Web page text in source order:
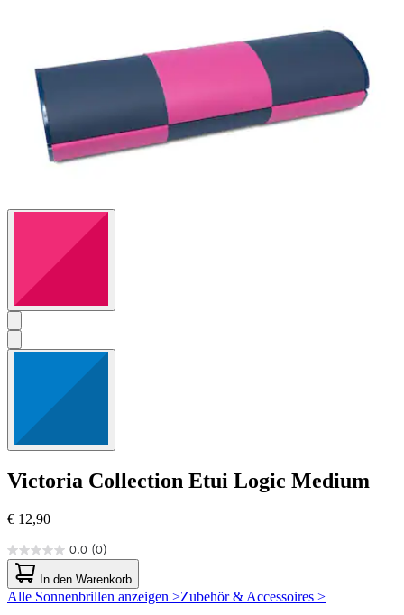
Victoria Collection Etui Logic Medium
€ 12,90
0.0 (0)
0.0
von
5
Sternen.
In den Warenkorb
Alle Sonnenbrillen anzeigen >Zubehör & Accessoires >